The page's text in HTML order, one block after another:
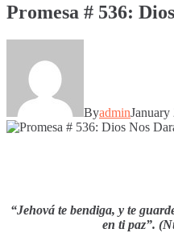
Promesa # 536:
ByadminJanuary
“Jehová te bendiga, y te
en ti paz”.